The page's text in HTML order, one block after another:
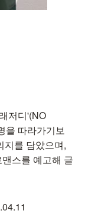
저디'(NO
을 따라가기보
지를 담았으며,
스를 예고해 글